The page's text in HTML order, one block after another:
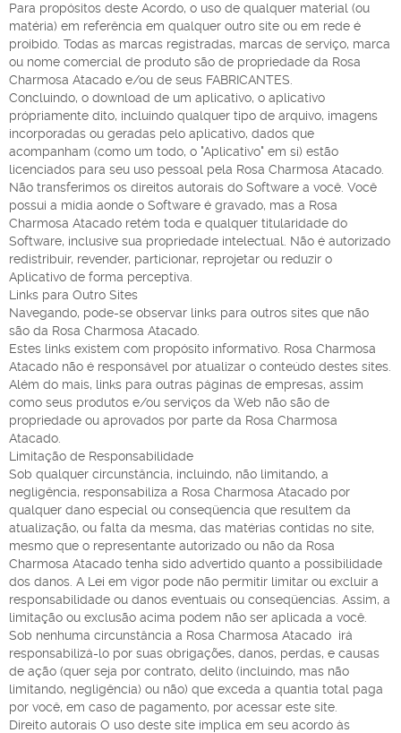
Para propósitos deste Acordo, o uso de qualquer material (ou
matéria) em referência em qualquer outro site ou em rede é
proibido. Todas as marcas registradas, marcas de serviço, marca
ou nome comercial de produto são de propriedade da Rosa
Charmosa Atacado e/ou de seus FABRICANTES.
Concluindo, o download de um aplicativo, o aplicativo
própriamente dito, incluindo qualquer tipo de arquivo, imagens
incorporadas ou geradas pelo aplicativo, dados que
acompanham (como um todo, o "Aplicativo" em si) estão
licenciados para seu uso pessoal pela Rosa Charmosa Atacado.
Não transferimos os direitos autorais do Software a você. Você
possui a mídia aonde o Software é gravado, mas a Rosa
Charmosa Atacado retém toda e qualquer titularidade do
Software, inclusive sua propriedade intelectual. Não é autorizado
redistribuir, revender, particionar, reprojetar ou reduzir o
Aplicativo de forma perceptiva.
Links para Outro Sites
Navegando, pode-se observar links para outros sites que não
são da Rosa Charmosa Atacado.
Estes links existem com propósito informativo. Rosa Charmosa
Atacado não é responsável por atualizar o conteúdo destes sites.
Além do mais, links para outras páginas de empresas, assim
como seus produtos e/ou serviços da Web não são de
propriedade ou aprovados por parte da Rosa Charmosa
Atacado.
Limitação de Responsabilidade
Sob qualquer circunstância, incluindo, não limitando, a
negligência, responsabiliza a Rosa Charmosa Atacado por
qualquer dano especial ou conseqüencia que resultem da
atualização, ou falta da mesma, das matérias contidas no site,
mesmo que o representante autorizado ou não da Rosa
Charmosa Atacado tenha sido advertido quanto a possibilidade
dos danos. A Lei em vigor pode não permitir limitar ou excluir a
responsabilidade ou danos eventuais ou conseqüencias. Assim, a
limitação ou exclusão acima podem não ser aplicada a você.
Sob nenhuma circunstância a Rosa Charmosa Atacado irá
responsabilizá-lo por suas obrigações, danos, perdas, e causas
de ação (quer seja por contrato, delito (incluindo, mas não
limitando, negligência) ou não) que exceda a quantia total paga
por você, em caso de pagamento, por acessar este site.
Direito autorais O uso deste site implica em seu acordo às